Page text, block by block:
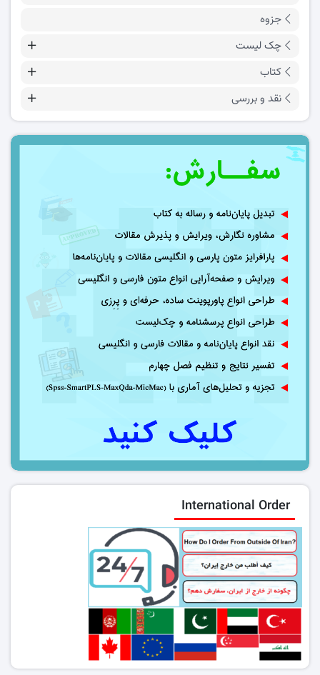
جزوه
چک لیست
کتاب
نقد و بررسی
International Order